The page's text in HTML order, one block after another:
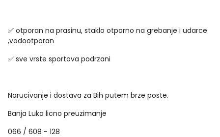
✅ otporan na prasinu, staklo otporno na grebanje i udarce
,vodootporan
✅ sve vrste sportova podrzani
Narucivanje i dostava za Bih putem brze poste.
Banja Luka licno preuzimanje
066 / 608 - 128